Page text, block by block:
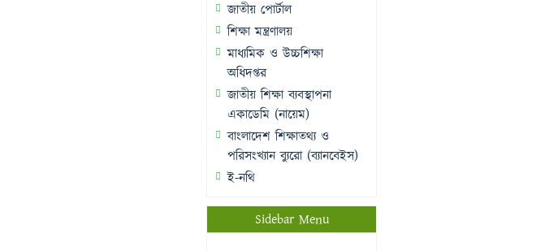
জাতীয় পোর্টাল
শিক্ষা মন্ত্রণালয়
মাধ্যমিক ও উচ্চশিক্ষা
অধিদপ্তর
জাতীয় শিক্ষা ব্যবস্থাপনা
একাডেমি (নায়েম)
বাংলাদেশ শিক্ষাতথ্য ও
পরিসংখ্যান ব্যুরো (ব্যানবেইস)
ই-নথি
Sidebar Menu